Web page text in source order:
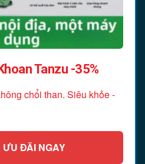
Tanzu -35%
chổi than. Siêu khỏe -
ƯU ĐÃI NGAY